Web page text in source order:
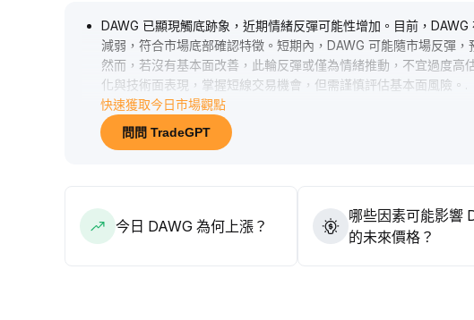
DAWG 已顯現觸底跡象，近期情緒反彈可能性增加。目前，
減弱，符合市場底部確認特徵。短期內，DAWG 可能隨市場反彈
然而，若沒有基本面改善，此輪反彈或僅為情緒推動，不宜過度高
化與技術面表現，掌握短線交易機會，但需謹慎評估基本面風險。
快速獲取今日市場觀點
問問 TradeGPT
今日 DAWG 為何上漲？
哪些因素可能影響
的未來價格？